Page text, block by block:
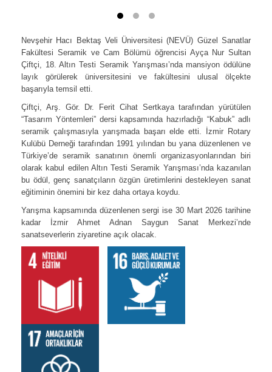
Nevşehir Hacı Bektaş Veli Üniversitesi (NEVÜ) Güzel Sanatlar
Fakültesi Seramik ve Cam Bölümü öğrencisi Ayça Nur Sultan
Çiftçi, 18. Altın Testi Seramik Yarışması’nda mansiyon ödülüne
layık görülerek üniversitesini ve fakültesini ulusal ölçekte
başarıyla temsil etti.
Çiftçi, Arş. Gör. Dr. Ferit Cihat Sertkaya tarafından yürütülen
“Tasarım Yöntemleri” dersi kapsamında hazırladığı “Kabuk” adlı
seramik çalışmasıyla yarışmada başarı elde etti. İzmir Rotary
Kulübü Derneği tarafından 1991 yılından bu yana düzenlenen ve
Türkiye’de seramik sanatının önemli organizasyonlarından biri
olarak kabul edilen Altın Testi Seramik Yarışması’nda kazanılan
bu ödül, genç sanatçıların özgün üretimlerini destekleyen sanat
eğitiminin önemini bir kez daha ortaya koydu.
Yarışma kapsamında düzenlenen sergi ise 30 Mart 2026 tarihine
kadar İzmir Ahmet Adnan Saygun Sanat Merkezi’nde
sanatseverlerin ziyaretine açık olacak.